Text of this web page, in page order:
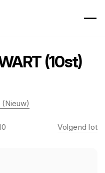
(10st)
(Nieuw)
Volgend lot